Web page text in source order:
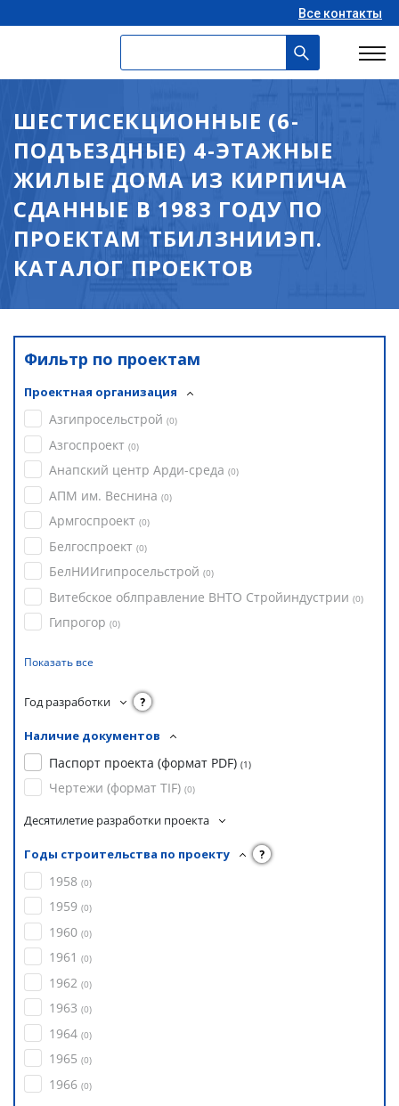
Все контакты
ШЕСТИСЕКЦИОННЫЕ (6-
ПОДЪЕЗДНЫЕ) 4-ЭТАЖНЫЕ
ЖИЛЫЕ ДОМА ИЗ КИРПИЧА
СДАННЫЕ В 1983 ГОДУ ПО
ПРОЕКТАМ ТБИЛЗНИИЭП.
КАТАЛОГ ПРОЕКТОВ
Фильтр по проектам
Проектная организация
Азгипросельстрой (0)
Азгоспроект (0)
Анапский центр Арди-среда (0)
АПМ им. Веснина (0)
Армгоспроект (0)
Белгоспроект (0)
БелНИИгипросельстрой (0)
Витебское облправление ВНТО Стройиндустрии (0)
Гипрогор (0)
Показать все
Год разработки ?
Наличие документов
Паспорт проекта (формат PDF) (1)
Чертежи (формат TIF) (0)
Десятилетие разработки проекта
Годы строительства по проекту ?
1958 (0)
1959 (0)
1960 (0)
1961 (0)
1962 (0)
1963 (0)
1964 (0)
1965 (0)
1966 (0)